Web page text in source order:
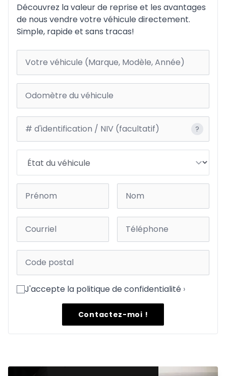
Découvrez la valeur de reprise et les avantages
de nous vendre votre véhicule directement.
Simple, rapide et sans tracas!
?
J'accepte la politique de confidentialité ›
Contactez-moi !